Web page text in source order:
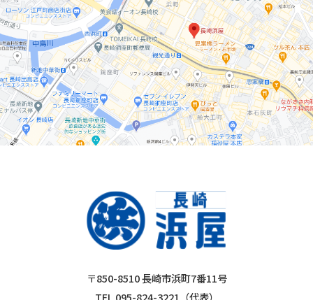
〒850-8510 長崎市浜町7番11号